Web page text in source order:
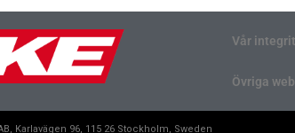
Vår
Övriga
Karlavägen 96, 115 26 Stockholm, Sweden